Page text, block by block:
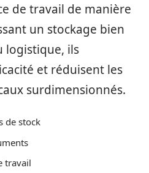
de travail de manière
un stockage bien
logistique, ils
et réduisent les
surdimensionnés.
de stock
travail